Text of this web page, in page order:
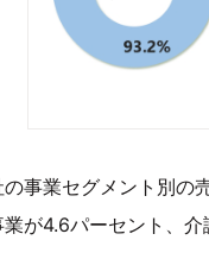
の事業セグメント別
が4.6パーセント、